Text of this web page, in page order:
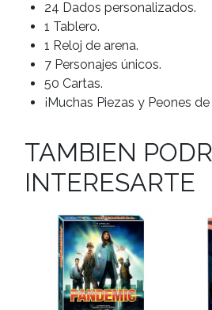
24 Dados personalizados.
1 Tablero.
1 Reloj de arena.
7 Personajes únicos.
50 Cartas.
¡Muchas Piezas y Peones
TAMBIEN
INTERESARTE